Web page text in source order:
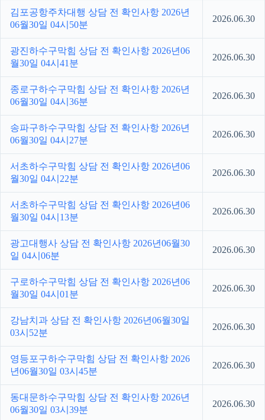
김포공항주차대행 상담 전 확인사항 2026년
06월30일 04시50분
2026.06.30
광진하수구막힘 상담 전 확인사항 2026년06
월30일 04시41분
2026.06.30
종로구하수구막힘 상담 전 확인사항 2026년
06월30일 04시36분
2026.06.30
송파구하수구막힘 상담 전 확인사항 2026년
06월30일 04시27분
2026.06.30
서초하수구막힘 상담 전 확인사항 2026년06
월30일 04시22분
2026.06.30
서초하수구막힘 상담 전 확인사항 2026년06
월30일 04시13분
2026.06.30
광고대행사 상담 전 확인사항 2026년06월30
일 04시06분
2026.06.30
구로하수구막힘 상담 전 확인사항 2026년06
월30일 04시01분
2026.06.30
강남치과 상담 전 확인사항 2026년06월30일
03시52분
2026.06.30
영등포구하수구막힘 상담 전 확인사항 2026
년06월30일 03시45분
2026.06.30
동대문하수구막힘 상담 전 확인사항 2026년
06월30일 03시39분
2026.06.30